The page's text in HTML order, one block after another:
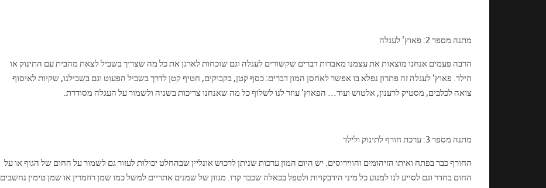
מתנה מספר 2: פאוץ‘ לעגלה
הרבה פעמים אנחנו מוצאות את עצמנו מאבדות דברים שקשורים לעגלה וגם שוכחות לארגן את כל מה שצריך בשביל לצאת מהבית עם התינוק או
הילד. פאוץ‘ לעגלה זה פתרון נפלא בו אפשר לאחסן המון דברים: כסף קטן, בקבוקים, חטיף קטן לדרך בשביל הפעוט וגם בשבילנו, שקיות לאיסוף
צואה לכלבים, מסטיק לרענון, אלטוש ועוד… הפאוץ‘ עוזר לנו לשלוף כל מה שאנחנו צריכות בשניה ולשמור על העגלה מסודרת.
מתנה מספר 3: ערכת חורף לתינוק ולילד
החורף כבר בפתח ואיתו הזיהומים והווירוסים. יש היום המון ערכות שניתן לרכוש אונליין שבהחלט יכולות לעזור גם לשמור על החום של הגוף או על
החום בחדר וגם לסייע לנו למנוע כל מיני הידבקויות ולטפל בכאלה שכבר קרו. מגוון של שמנים אתריים למשל כמו שמן רוזמרין או שמן טימין נחשבים